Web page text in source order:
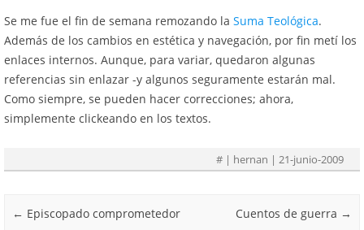
Se me fue el fin de semana remozando la Suma Teológica.
Además de los cambios en estética y navegación, por fin metí los
enlaces internos. Aunque, para variar, quedaron algunas
referencias sin enlazar -y algunos seguramente estarán mal.
Como siempre, se pueden hacer correcciones; ahora,
simplemente clickeando en los textos.
# | hernan | 21-junio-2009
Post navigation
← Episcopado comprometedor Cuentos de guerra →